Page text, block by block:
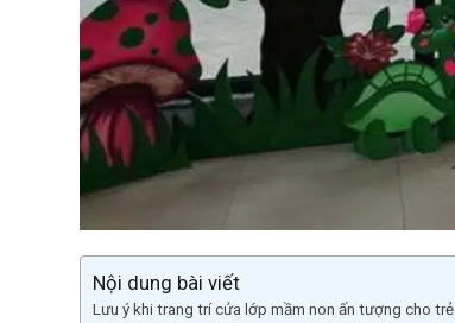
Nội dung bài viết
Lưu ý khi trang trí cửa lớp mầm non ấn tượng cho trẻ